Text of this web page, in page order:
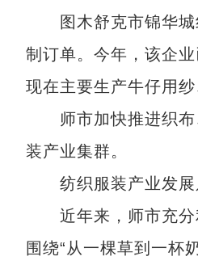
图木舒克市锦华城
制订单。今年，该企
现在主要生产牛仔用
师市加快推进织布
装产业集群。
纺织服装产业发展
近年来，师市充分利
围绕“从一棵草到一杯